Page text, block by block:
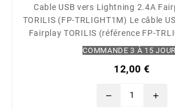
Cable USB vers Lightning 2.4A
TORILIS (FP-TRLIGHT1M) Le câble USB vers Lightning
Fairplay TORILIS (référence FP-
câble blanc d'une longueur de 1
d'un port Lightning. Il a une
COMMANDE 3 À 15
12,00 €
remove add